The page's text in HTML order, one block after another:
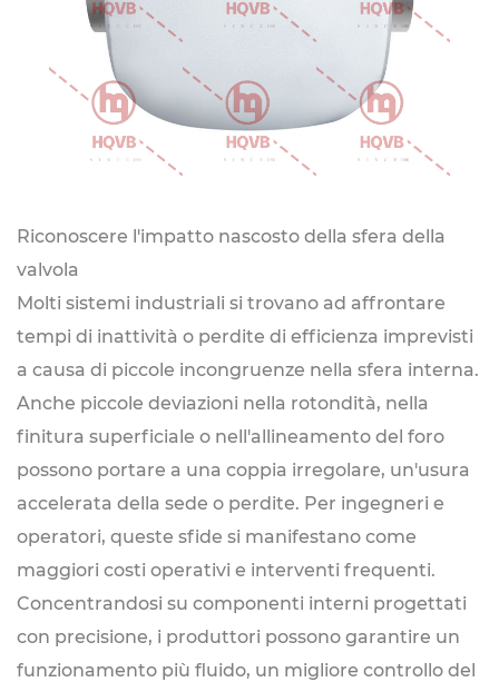
Riconoscere l'impatto nascosto della sfera della
valvola
Molti sistemi industriali si trovano ad affrontare
tempi di inattività o perdite di efficienza imprevisti
a causa di piccole incongruenze nella sfera interna.
Anche piccole deviazioni nella rotondità, nella
finitura superficiale o nell'allineamento del foro
possono portare a una coppia irregolare, un'usura
accelerata della sede o perdite. Per ingegneri e
operatori, queste sfide si manifestano come
maggiori costi operativi e interventi frequenti.
Concentrandosi su componenti interni progettati
con precisione, i produttori possono garantire un
funzionamento più fluido, un migliore controllo del